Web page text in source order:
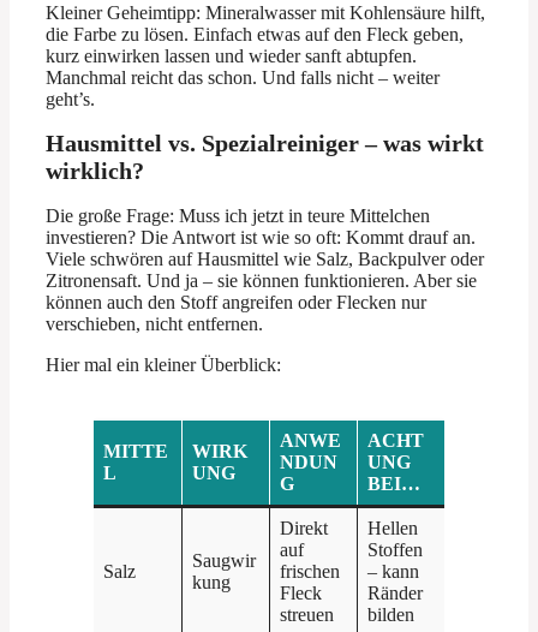
Kleiner Geheimtipp: Mineralwasser mit Kohlensäure hilft,
die Farbe zu lösen. Einfach etwas auf den Fleck geben,
kurz einwirken lassen und wieder sanft abtupfen.
Manchmal reicht das schon. Und falls nicht – weiter
geht’s.
Hausmittel vs. Spezialreiniger – was wirkt
wirklich?
Die große Frage: Muss ich jetzt in teure Mittelchen
investieren? Die Antwort ist wie so oft: Kommt drauf an.
Viele schwören auf Hausmittel wie Salz, Backpulver oder
Zitronensaft. Und ja – sie können funktionieren. Aber sie
können auch den Stoff angreifen oder Flecken nur
verschieben, nicht entfernen.
Hier mal ein kleiner Überblick:
MITTE
L
WIRK
UNG
ANWE
NDUN
G
ACHT
UNG
BEI…
Salz
Saugwir
kung
Direkt
auf
frischen
Fleck
streuen
Hellen
Stoffen
– kann
Ränder
bilden